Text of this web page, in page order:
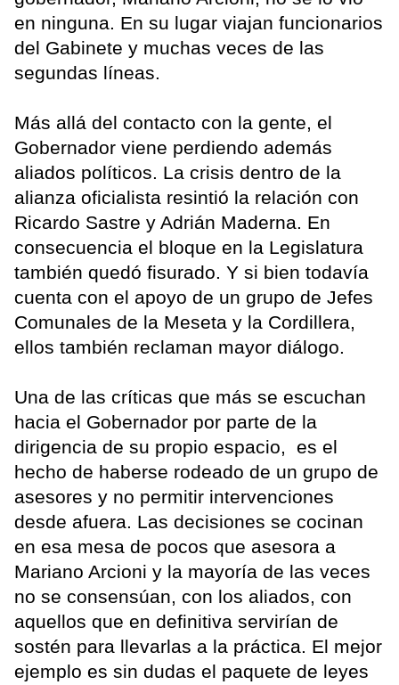
en ninguna. En su lugar viajan funcionarios
del Gabinete y muchas veces de las
segundas líneas.
Más allá del contacto con la gente, el
Gobernador viene perdiendo además
aliados políticos. La crisis dentro de la
alianza oficialista resintió la relación con
Ricardo Sastre y Adrián Maderna. En
consecuencia el bloque en la Legislatura
también quedó fisurado. Y si bien todavía
cuenta con el apoyo de un grupo de Jefes
Comunales de la Meseta y la Cordillera,
ellos también reclaman mayor diálogo.
Una de las críticas que más se escuchan
hacia el Gobernador por parte de la
dirigencia de su propio espacio, es el
hecho de haberse rodeado de un grupo de
asesores y no permitir intervenciones
desde afuera. Las decisiones se cocinan
en esa mesa de pocos que asesora a
Mariano Arcioni y la mayoría de las veces
no se consensúan, con los aliados, con
aquellos que en definitiva servirían de
sostén para llevarlas a la práctica. El mejor
ejemplo es sin dudas el paquete de leyes